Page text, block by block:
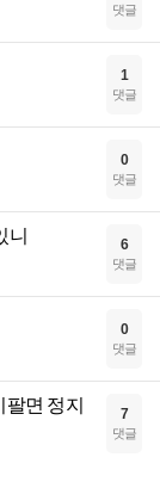
댓글
1
댓글
0
댓글
니 6
댓글
0
댓글
면 정지
7
댓글